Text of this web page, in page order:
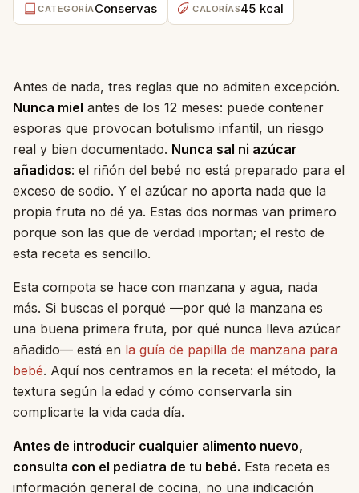
CATEGORÍAConservas CALORÍAS45 kcal
Antes de nada, tres reglas que no admiten excepción.
Nunca miel antes de los 12 meses: puede contener
esporas que provocan botulismo infantil, un riesgo
real y bien documentado. Nunca sal ni azúcar
añadidos: el riñón del bebé no está preparado para el
exceso de sodio. Y el azúcar no aporta nada que la
propia fruta no dé ya. Estas dos normas van primero
porque son las que de verdad importan; el resto de
esta receta es sencillo.
Esta compota se hace con manzana y agua, nada
más. Si buscas el porqué —por qué la manzana es
una buena primera fruta, por qué nunca lleva azúcar
añadido— está en la guía de papilla de manzana para
bebé. Aquí nos centramos en la receta: el método, la
textura según la edad y cómo conservarla sin
complicarte la vida cada día.
Antes de introducir cualquier alimento nuevo,
consulta con el pediatra de tu bebé. Esta receta es
información general de cocina, no una indicación